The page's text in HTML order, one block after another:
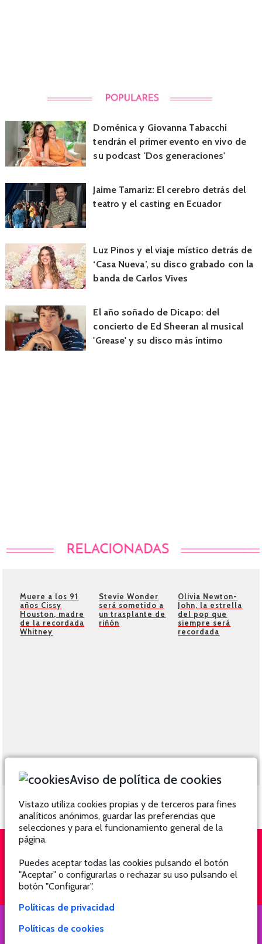
Doménica y Giovanna Tabacchi
tendrán el primer evento en vivo de
su podcast 'Dos generaciones'
Jaime Tamariz: El cerebro detrás del
teatro y el casting en Ecuador
Luz Pinos y el viaje místico detrás de
‘Casa Nueva’, su disco grabado con la
banda de Carlos Vives
El año soñado de Dicapo: del
concierto de Ed Sheeran al musical
'Grease' y su disco más íntimo
Muere a los 91
años Cissy
Houston, madre
de la recordada
Whitney
Stevie Wonder
será sometido a
un trasplante de
riñón
Olivia Newton-
John, la estrella
del pop que
siempre será
recordada
QUIÉNES SOMOS SUSCRÍBETE
Aviso de política de cookies
Vistazo utiliza cookies propias y de terceros para fines
analíticos anónimos, guardar las preferencias que
selecciones y para el funcionamiento general de la
página.
Puedes aceptar todas las cookies pulsando el botón
"Aceptar" o configurarlas o rechazar su uso pulsando el
botón "Configurar".
Políticas de privacidad
Políticas de cookies